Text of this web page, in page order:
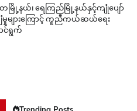
မြို့နယ်၊ ရေကြည်မြို့နယ်နှင့်ကျုံပျော်
များကြောင့် ကူညီကယ်ဆယ်ရေး
င်ရွက်